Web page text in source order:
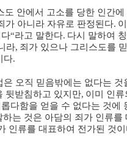
도 안에서 고소를 당한 인간에
가 아니라 자유로 판정된다.
“라고 말한다. 다시 말하여
라, 죄가 있으나 그리스도를
다.
오직 믿음밖에는 없다는 것
뒷받침하고 있지만, 이미 인류
다함을 얻을 수 없다는 것에
하는 것은 아담의 죄가 인류를
인류를 대표하여 전가된 것